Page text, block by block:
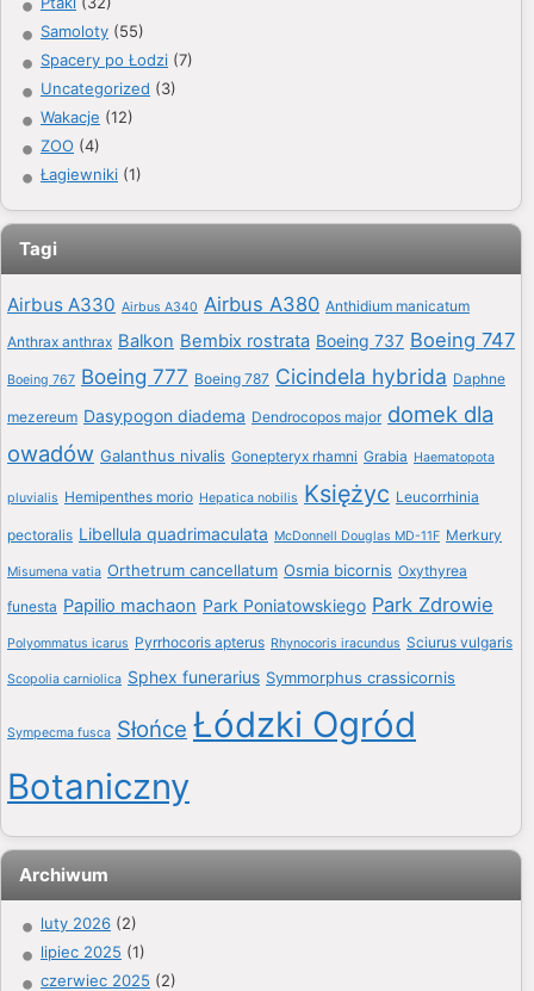
Samoloty (55)
Spacery po Łodzi (7)
Uncategorized (3)
Wakacje (12)
ZOO (4)
Łagiewniki (1)
Tagi
Airbus A330 Airbus A340 Airbus A380 Anthidium manicatum
Anthrax anthrax Balkon Bembix rostrata Boeing 737 Boeing 747
Boeing 767 Boeing 777 Boeing 787 Cicindela hybrida Daphne
mezereum Dasypogon diadema Dendrocopos major domek dla
owadów Galanthus nivalis Gonepteryx rhamni Grabia Haematopota
pluvialis Hemipenthes morio Hepatica nobilis Księżyc Leucorrhinia
pectoralis Libellula quadrimaculata McDonnell Douglas MD-11F Merkury
Misumena vatia Orthetrum cancellatum Osmia bicornis Oxythyrea
funesta Papilio machaon Park Poniatowskiego Park Zdrowie
Polyommatus icarus Pyrrhocoris apterus Rhynocoris iracundus Sciurus vulgaris
Scopolia carniolica Sphex funerarius Symmorphus crassicornis
Sympecma fusca Słońce Łódzki Ogród
Botaniczny
Archiwum
luty 2026 (2)
lipiec 2025 (1)
czerwiec 2025 (2)